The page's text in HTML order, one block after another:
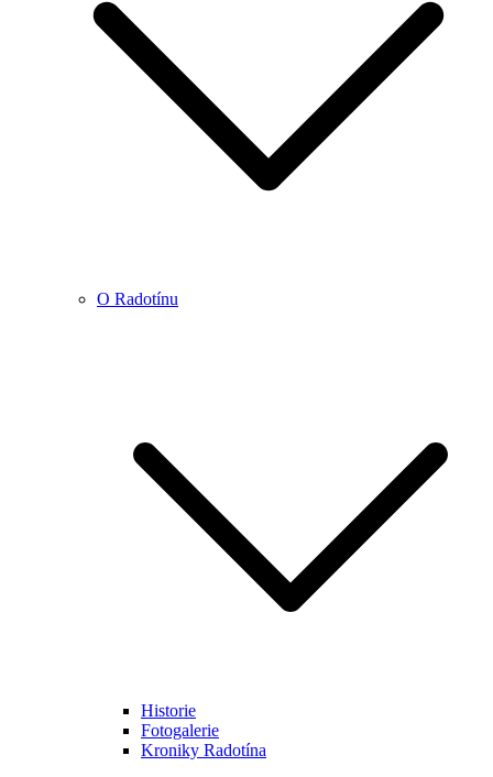
O Radotínu
Historie
Fotogalerie
Kroniky Radotína